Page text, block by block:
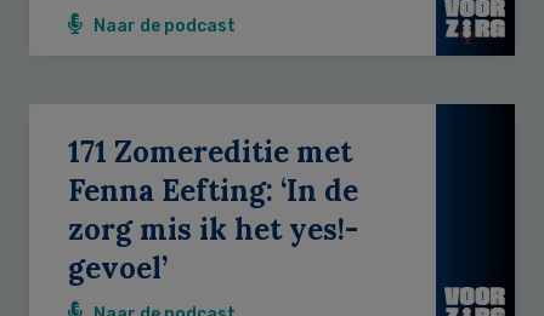
Naar de podcast
171 Zomereditie met
Fenna Eefting: ‘In de
zorg mis ik het yes!-
gevoel’